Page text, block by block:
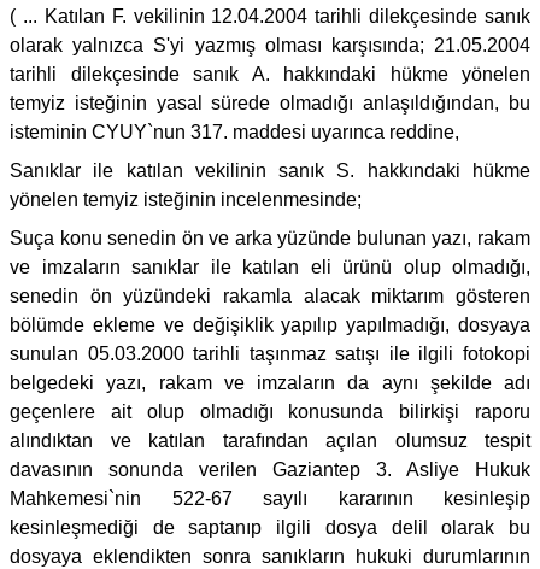
( ... Katılan F. vekilinin 12.04.2004 tarihli dilekçesinde sanık
olarak yalnızca S'yi yazmış olması karşısında; 21.05.2004
tarihli dilekçesinde sanık A. hakkındaki hükme yönelen
temyiz isteğinin yasal sürede olmadığı anlaşıldığından, bu
isteminin CYUY`nun 317. maddesi uyarınca reddine,
Sanıklar ile katılan vekilinin sanık S. hakkındaki hükme
yönelen temyiz isteğinin incelenmesinde;
Suça konu senedin ön ve arka yüzünde bulunan yazı, rakam
ve imzaların sanıklar ile katılan eli ürünü olup olmadığı,
senedin ön yüzündeki rakamla alacak miktarım gösteren
bölümde ekleme ve değişiklik yapılıp yapılmadığı, dosyaya
sunulan 05.03.2000 tarihli taşınmaz satışı ile ilgili fotokopi
belgedeki yazı, rakam ve imzaların da aynı şekilde adı
geçenlere ait olup olmadığı konusunda bilirkişi raporu
alındıktan ve katılan tarafından açılan olumsuz tespit
davasının sonunda verilen Gaziantep 3. Asliye Hukuk
Mahkemesi`nin 522-67 sayılı kararının kesinleşip
kesinleşmediği de saptanıp ilgili dosya delil olarak bu
dosyaya eklendikten sonra sanıkların hukuki durumlarının